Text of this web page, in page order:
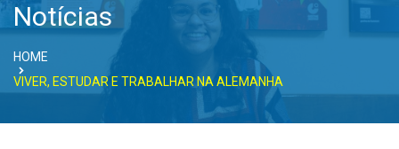
Notícias
HOME
VIVER, ESTUDAR E TRABALHAR NA ALEMANHA